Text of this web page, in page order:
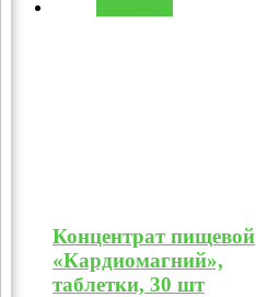
Концентрат пищевой
«Кардиомагний»,
таблетки, 30 шт